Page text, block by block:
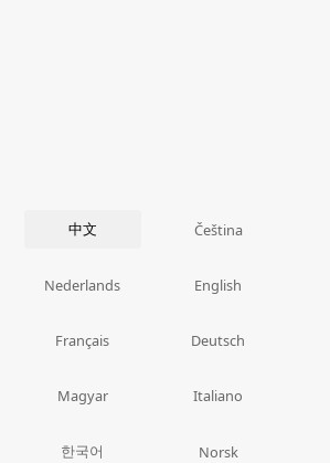
中文 Čeština
Nederlands English
Français Deutsch
Magyar Italiano
한국어 Norsk